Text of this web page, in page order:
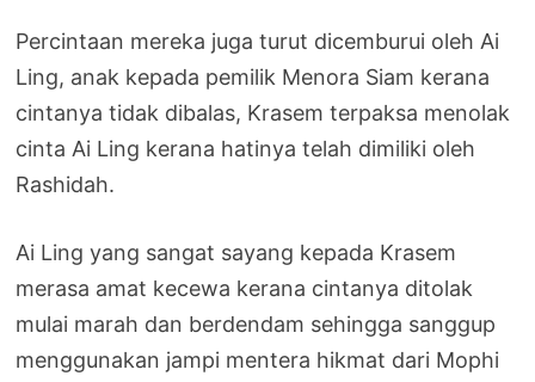
Percintaan mereka juga turut dicemburui oleh Ai
Ling, anak kepada pemilik Menora Siam kerana
cintanya tidak dibalas, Krasem terpaksa menolak
cinta Ai Ling kerana hatinya telah dimiliki oleh
Rashidah.
Ai Ling yang sangat sayang kepada Krasem
merasa amat kecewa kerana cintanya ditolak
mulai marah dan berdendam sehingga sanggup
menggunakan jampi mentera hikmat dari Mophi